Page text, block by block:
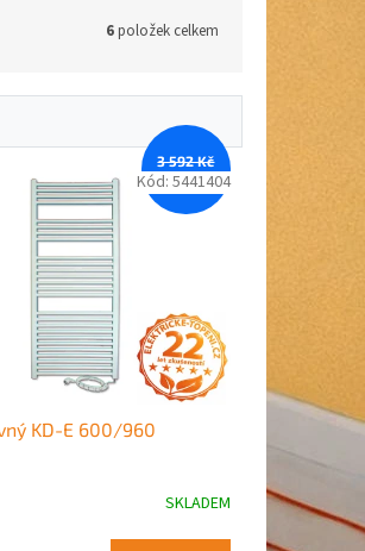
6položek celkem
3 592 Kč
–12 %
KD-E 600/960
SKLADEM
Kód: 5441404